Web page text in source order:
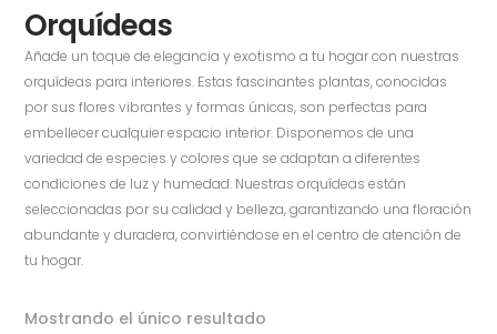
Orquídeas
Añade un toque de elegancia y exotismo a tu hogar con nuestras
orquídeas para interiores. Estas fascinantes plantas, conocidas
por sus flores vibrantes y formas únicas, son perfectas para
embellecer cualquier espacio interior. Disponemos de una
variedad de especies y colores que se adaptan a diferentes
condiciones de luz y humedad. Nuestras orquídeas están
seleccionadas por su calidad y belleza, garantizando una floración
abundante y duradera, convirtiéndose en el centro de atención de
tu hogar.
Mostrando el único resultado